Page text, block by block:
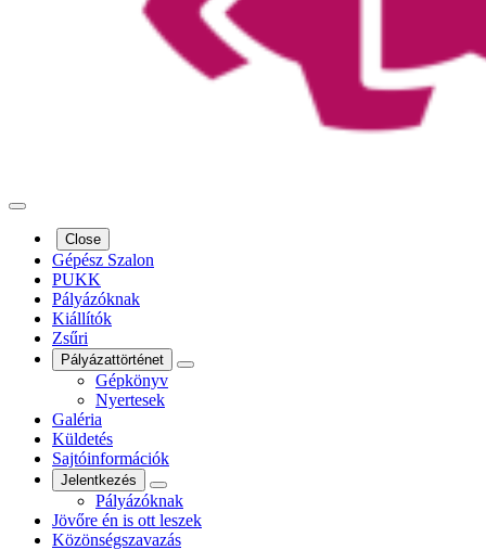
Close
Gépész Szalon
PUKK
Pályázóknak
Kiállítók
Zsűri
Pályázattörténet
Gépkönyv
Nyertesek
Galéria
Küldetés
Sajtóinformációk
Jelentkezés
Pályázóknak
Jövőre én is ott leszek
Közönségszavazás